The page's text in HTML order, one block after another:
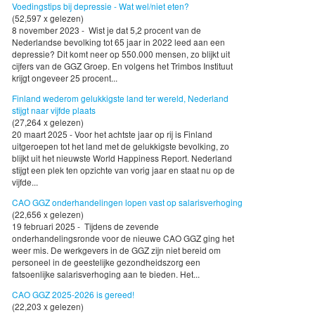
Voedingstips bij depressie - Wat wel/niet eten?
(52,597 x gelezen)
8 november 2023 - Wist je dat 5,2 procent van de
Nederlandse bevolking tot 65 jaar in 2022 leed aan een
depressie? Dit komt neer op 550.000 mensen, zo blijkt uit
cijfers van de GGZ Groep. En volgens het Trimbos Instituut
krijgt ongeveer 25 procent...
Finland wederom gelukkigste land ter wereld, Nederland
stijgt naar vijfde plaats
(27,264 x gelezen)
20 maart 2025 - Voor het achtste jaar op rij is Finland
uitgeroepen tot het land met de gelukkigste bevolking, zo
blijkt uit het nieuwste World Happiness Report. Nederland
stijgt een plek ten opzichte van vorig jaar en staat nu op de
vijfde...
CAO GGZ onderhandelingen lopen vast op salarisverhoging
(22,656 x gelezen)
19 februari 2025 - Tijdens de zevende
onderhandelingsronde voor de nieuwe CAO GGZ ging het
weer mis. De werkgevers in de GGZ zijn niet bereid om
personeel in de geestelijke gezondheidszorg een
fatsoenlijke salarisverhoging aan te bieden. Het...
CAO GGZ 2025-2026 is gereed!
(22,203 x gelezen)